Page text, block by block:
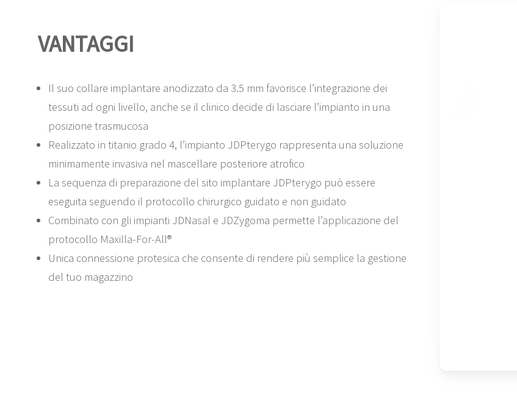
VANTAGGI
Il suo collare implantare anodizzato da 3.5 mm favorisce l’integrazione dei
tessuti ad ogni livello, anche se il clinico decide di lasciare l’impianto in una
posizione trasmucosa
Realizzato in titanio grado 4, l’impianto JDPterygo rappresenta una soluzione
minimamente invasiva nel mascellare posteriore atrofico
La sequenza di preparazione del sito implantare JDPterygo può essere
eseguita seguendo il protocollo chirurgico guidato e non guidato
Combinato con gli impianti JDNasal e JDZygoma permette l’applicazione del
protocollo Maxilla-For-All®
Unica connessione protesica che consente di rendere più semplice la gestione
del tuo magazzino